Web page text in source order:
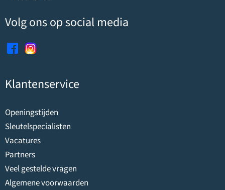
Volg ons op social media
Klantenservice
Openingstijden
Sleutelspecialisten
Vacatures
Partners
Veel gestelde vragen
Algemene voorwaarden